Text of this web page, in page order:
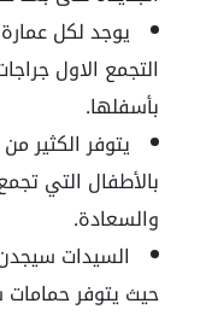
يوجد لكل
التجمع الاول
بأسفلها.
يتوفر الكثير
بالأطفال التي
والسعادة.
السيدات
حيث يتوفر